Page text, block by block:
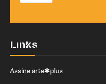
Links
Assine arte✱plus